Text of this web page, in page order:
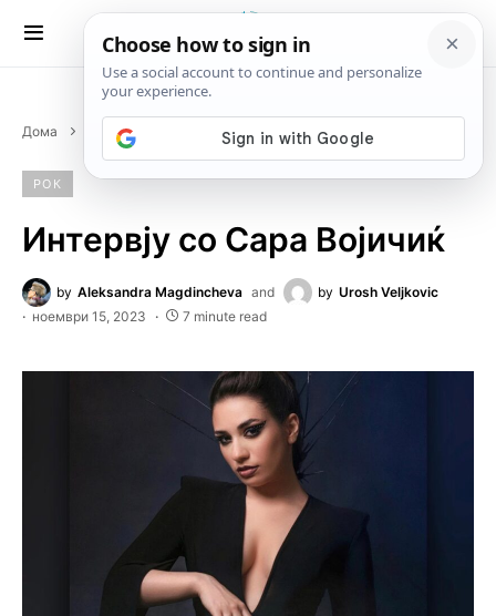
Дома Музика Интервју со Сара Војичиќ
РОК
Интервју со Сара Војичиќ
by Aleksandra Magdincheva and by Urosh Veljkovic
ноември 15, 2023
7 minute read